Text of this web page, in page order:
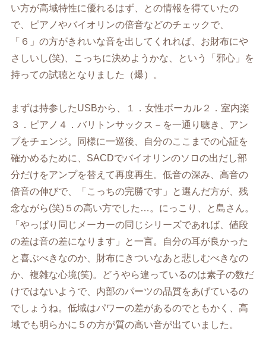
い方が高域特性に優れるはず、との情報を得ていたの
で、ピアノやバイオリンの倍音などのチェックで、
「６」の方がきれいな音を出してくれれば、お財布にや
さしいし(笑)、こっちに決めようかな、という「邪心」を
持っての試聴となりました（爆）。
まずは持参したUSBから、１．女性ボーカル２．室内楽
３．ピアノ４．バリトンサックス－を一通り聴き、アン
プをチェンジ。同様に一巡後、自分のここまでの心証を
確かめるために、SACDでバイオリンのソロの出だし部
分だけをアンプを替えて再度再生。低音の深み、高音の
倍音の伸びで、「こっちの完勝です」と選んだ方が、残
念ながら(笑)５の高い方でした…。にっこり、と島さん。
「やっぱり同じメーカーの同じシリーズであれば、値段
の差は音の差になります」と一言。自分の耳が良かった
と喜ぶべきなのか、財布にきついなあと悲しむべきなの
か、複雑な心境(笑)。どうやら違っているのは素子の数だ
けではないようで、内部のパーツの品質をあげているの
でしょうね。低域はパワーの差があるのでともかく、高
域でも明らかに５の方が質の高い音が出ていました。